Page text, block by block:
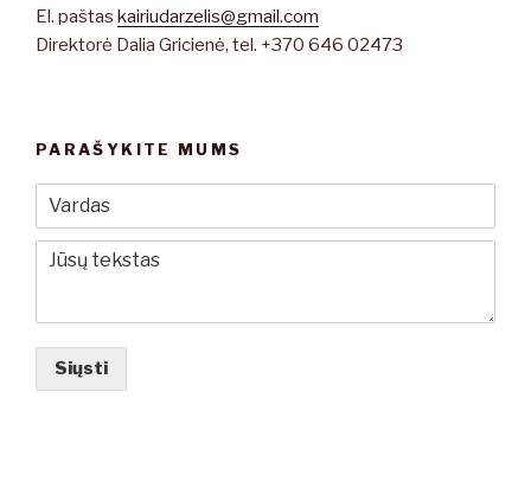
El. paštas kairiudarzelis@gmail.com
Direktorė Dalia Gricienė, tel. +370 646 02473
PARAŠYKITE MUMS
Siųsti